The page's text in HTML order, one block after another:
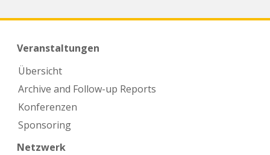
Veranstaltungen
Übersicht
Archive and Follow-up Reports
Konferenzen
Sponsoring
Netzwerk